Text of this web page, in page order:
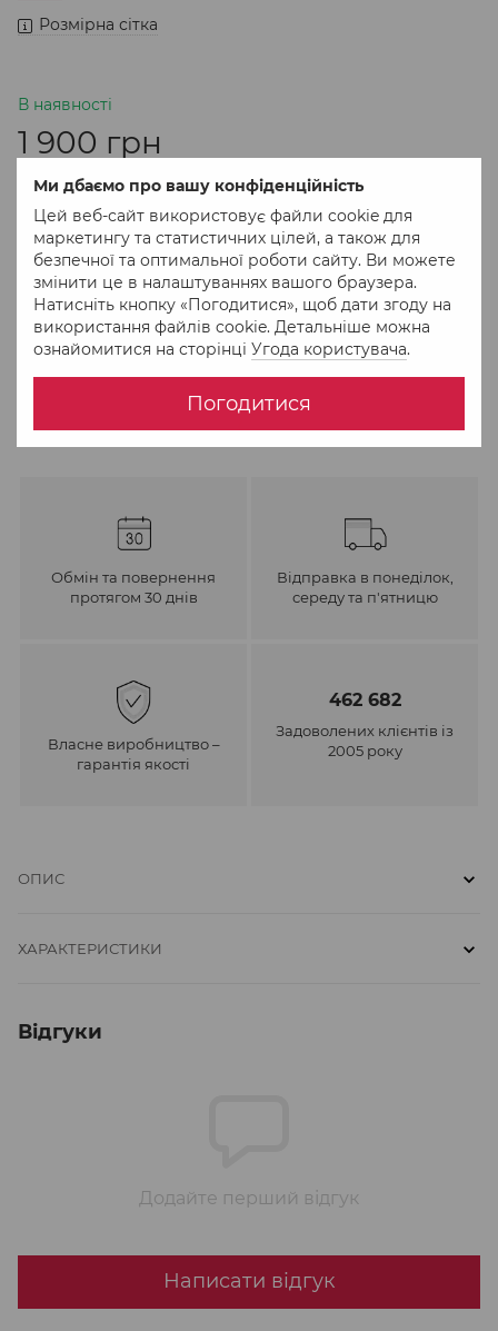
Ми дбаємо про вашу конфіденційність
Цей веб-сайт використовує файли cookie для
маркетингу та статистичних цілей, а також для
безпечної та оптимальної роботи сайту. Ви можете
змінити це в налаштуваннях вашого браузера.
Натисніть кнопку «Погодитися», щоб дати згоду на
використання файлів cookie. Детальніше можна
ознайомитися на сторінці Угода користувача.
Погодитися
Розмірна сітка
В наявності
1 900 грн
В кошик
Придбати в 1 клік
До обраного Порівняти
Обмін та повернення
протягом 30 днів
Відправка в понеділок,
середу та п'ятницю
Власне виробництво –
гарантія якості
462 682
Задоволених клієнтів із
2005 року
ОПИС
ХАРАКТЕРИСТИКИ
Відгуки
Додайте перший відгук
Написати відгук